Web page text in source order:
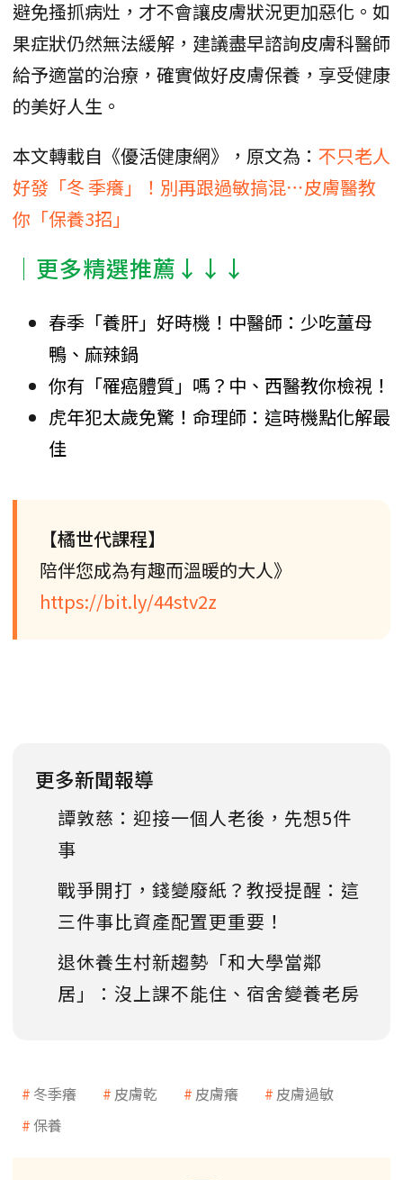
避免搔抓病灶，才不會讓皮膚狀況更加惡化。如
果症狀仍然無法緩解，建議盡早諮詢皮膚科醫師
給予適當的治療，確實做好皮膚保養，享受健康
的美好人生。
本文轉載自《優活健康網》，原文為： 不只老人
好發「冬 季癢」！別再跟過敏搞混⋯皮膚醫教
你「保養3招」
│更多精選推薦↓↓↓
春季「養肝」好時機！中醫師：少吃薑母
鴨、麻辣鍋
你有「罹癌體質」嗎？中、西醫教你檢視！
虎年犯太歲免驚！命理師：這時機點化解最
佳
【橘世代課程】
陪伴您成為有趣而溫暖的大人》
https://bit.ly/44stv2z
更多新聞報導
譚敦慈：迎接一個人老後，先想5件
事
戰爭開打，錢變廢紙？教授提醒：這
三件事比資產配置更重要！
退休養生村新趨勢「和大學當鄰
居」：沒上課不能住、宿舍變養老房
冬季癢 皮膚乾 皮膚癢
皮膚過敏
保養